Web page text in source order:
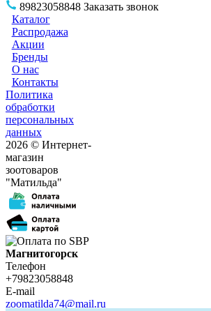
89823058848 Заказать звонок
Каталог
Распродажа
Акции
Бренды
О нас
Контакты
Политика
обработки
персональных
данных
2026 © Интернет-
магазин
зоотоваров
"Матильда"
Магнитогорск
Телефон
+79823058848
E-mail
zoomatilda74@mail.ru